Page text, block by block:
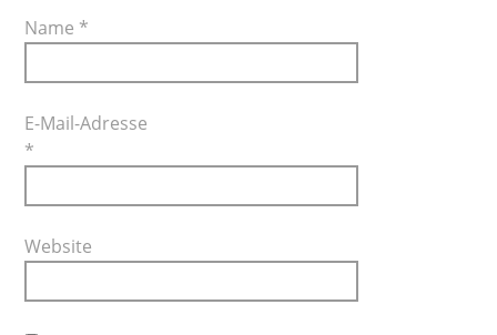
Name *
E-Mail-Adresse
*
Website